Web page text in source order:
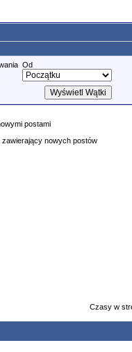
Od
postami
nowych postów
Czasy w